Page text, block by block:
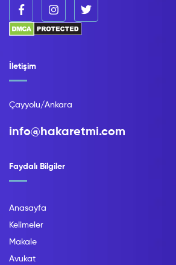
Faydalı Bilgiler
Anasayfa
Kelimeler
Makale
Avukat
İletişim
Çayyolu/Ankara
info@hakaretmi.com